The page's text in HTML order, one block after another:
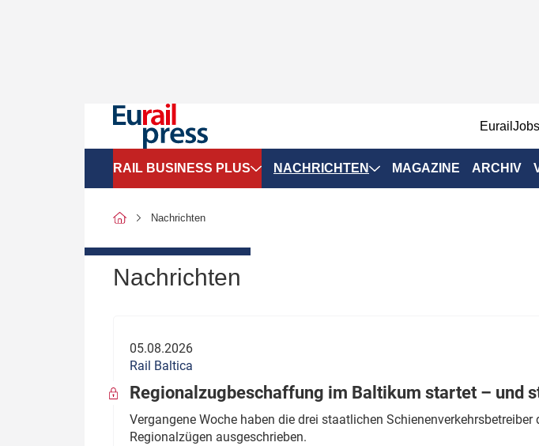
EurailJobs
RAIL BUSINESS PLUS
SPNV-Marktdaten
Politik
Verbände: Wer spricht für
wen?
NACHRICHTEN
Infrastruktur & Ausrüstung
ÖPNV
MAGAZINE ARCHIV
Nachrichten
Nachrichten
05.08.2026
Rail Baltica
Regionalzugbeschaffung im Baltikum startet – und
Vergangene Woche haben die drei staatlichen
Regionalzügen ausgeschrieben.